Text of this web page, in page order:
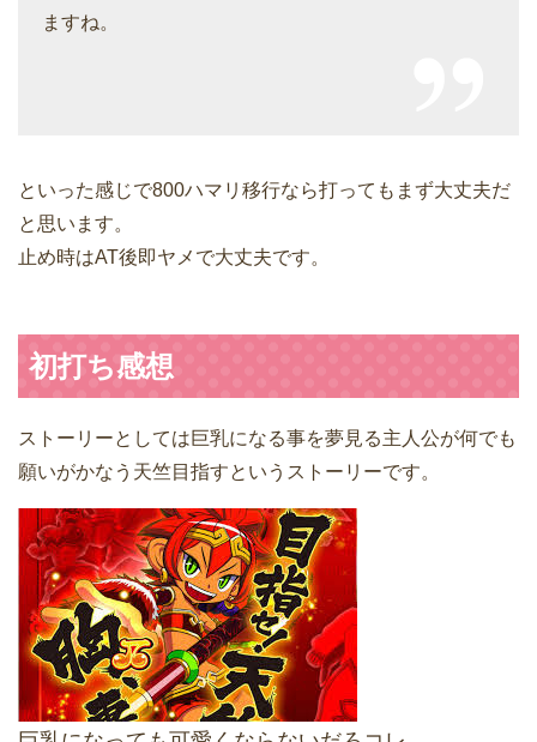
ますね。
といった感じで800ハマリ移行なら打ってもまず大丈夫だ
と思います。
止め時はAT後即ヤメで大丈夫です。
初打ち感想
ストーリーとしては巨乳になる事を夢見る主人公が何でも
願いがかなう天竺目指すというストーリーです。